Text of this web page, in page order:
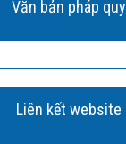
Văn bản pháp quy
Liên kết website